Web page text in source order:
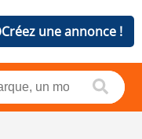
Créez une annonce !